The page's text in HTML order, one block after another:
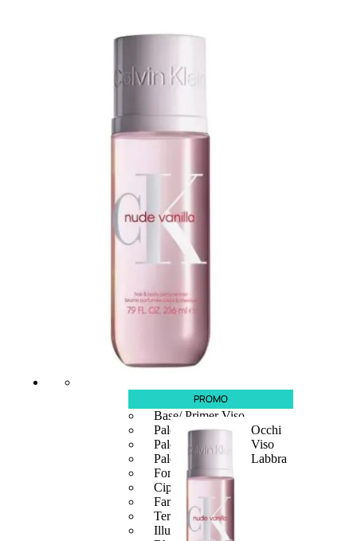
Base/ Primer Occhi
Base/ Primer Viso
Palette E Cofanetti Occhi
Palette E Cofanetti Viso
Palette E Cofanetti Labbra
Fondotinta
Cipria
Fard/Blush
Terre Abbronzanti
Illuminante Viso
PROMO